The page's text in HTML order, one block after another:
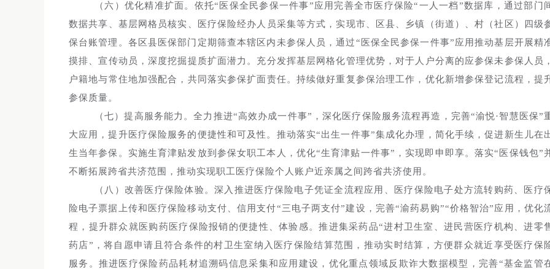
（六）优化精准扩面。依托“医保全民参保一件事”应用完善全市医疗保险“一人一档”数据库，通过部门
数据共享、基层网格员核实、医疗保险经办人员采集等方式，实现市、区县、乡镇（街道）、村（社区）四级
保台账管理。各区县医保部门定期筛查本辖区内未参保人员，通过“医保全民参保一件事”应用推动基层开展精
摸排、宣传动员，深度挖掘提质扩面潜力。充分发挥基层网格化管理优势，对于人户分离的应参保未参保人员，
户籍地与常住地加强配合，共同落实参保扩面责任。持续做好重复参保治理工作，优化新增参保登记流程，提
参保质量。
（七）提高服务能力。全力推进“高效办成一件事”，深化医疗保险服务流程再造，完善“渝悦·智慧医保”
大应用，提升医疗保险服务的便捷性和可及性。推动落实“出生一件事”集成化办理，简化手续，促进新生儿在
生当年参保。实施生育津贴发放到参保女职工本人，优化“生育津贴一件事”，实现即申即享。落实“医保钱包”
不断拓展跨省共济范围，推动实现职工医疗保险个人账户近亲属之间跨省共济使用。
（八）改善医疗保险体验。深入推进医疗保险电子凭证全流程应用、医疗保险电子处方流转购药、医疗
险电子票据上传和医疗保险移动支付、信用支付“三电子两支付”建设，完善“渝药易购”“价格智治”应用，优化
程，提升群众就医购药医疗保险报销的便捷性、体验感。推进集采药品“进村卫生室、进民营医疗机构、进零
药店”，将自愿申请且符合条件的村卫生室纳入医疗保险结算范围，推动实时结算，方便群众就近享受医疗保
服务。推进医疗保险药品耗材追溯码信息采集和应用建设，优化重点领域反欺诈大数据模型，完善“基金监管